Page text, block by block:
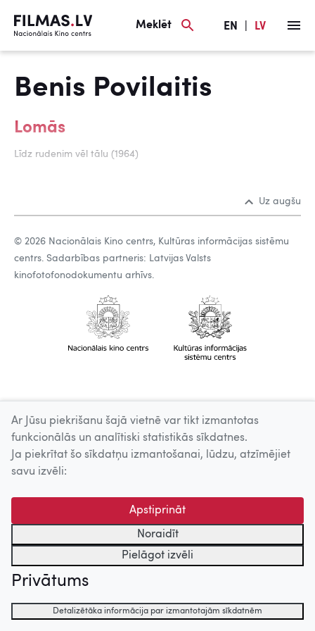
Meklēt EN LV
Benis Povilaitis
Lomās
Līdz rudenim vēl tālu (1964)
Uz augšu
© 2026 Nacionālais Kino centrs, Kultūras informācijas sistēmu
centrs. Sadarbības partneris: Latvijas Valsts
kinofotofonodokumentu arhīvs.
Ar Jūsu piekrišanu šajā vietnē var tikt izmantotas
funkcionālās un analītiski statistikās sīkdatnes.
Ja piekrītat šo sīkdatņu izmantošanai, lūdzu, atzīmējiet
savu izvēli:
Apstiprināt
Noraidīt
Pielāgot izvēli
Privātums
Detalizētāka informācija par izmantotajām sīkdatnēm